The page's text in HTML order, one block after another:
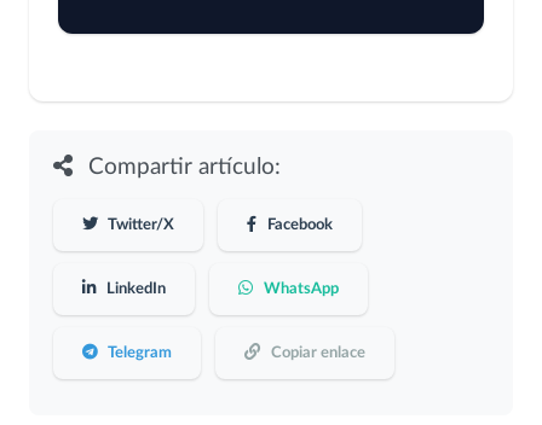
Compartir artículo:
Twitter/X Facebook
LinkedIn WhatsApp
Telegram Copiar enlace